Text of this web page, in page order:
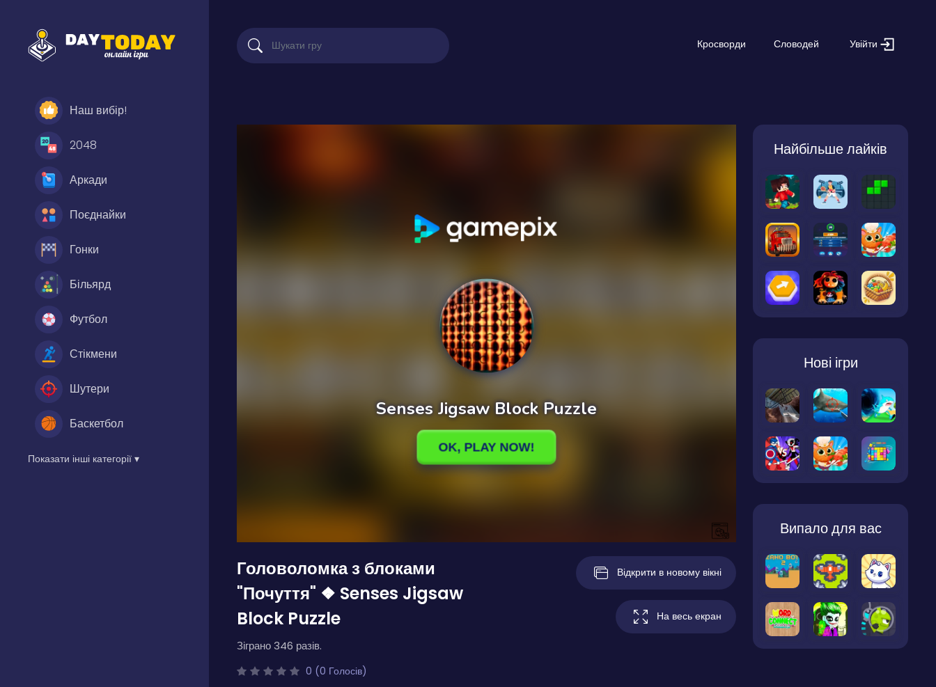
Наш вибір!
2048
Аркади
Поєднайки
Гонки
Більярд
Футбол
Стікмени
Шутери
Баскетбол
Показати інші категорії ▾
Кросворди Словодей Увійти
Головоломка з блоками
"Почуття" ❖ Senses Jigsaw
Block Puzzle
Зіграно 346 разів.
0 (0 Голосів)
Відкрити в новому вікні
На весь екран
Найбільше лайків
Нові ігри
Випало для вас